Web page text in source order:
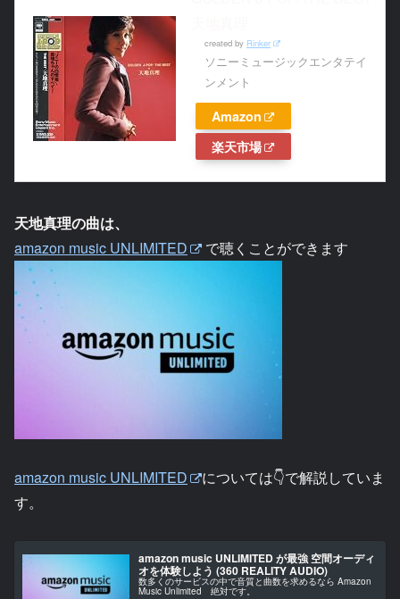
created by Rinker
ソニーミュージックエンタテイ
ンメント
Amazon
楽天市場
天地真理の曲は、
amazon music UNLIMITED
で聴くことができます
amazon music UNLIMITED
については👇で解説していま
す。
amazon music UNLIMITED が最強 空間オーディ
オを体験しよう (360 REALITY AUDIO)
数多くのサービスの中で音質と曲数を求めるなら Amazon
Music Unlimited 絶対です。